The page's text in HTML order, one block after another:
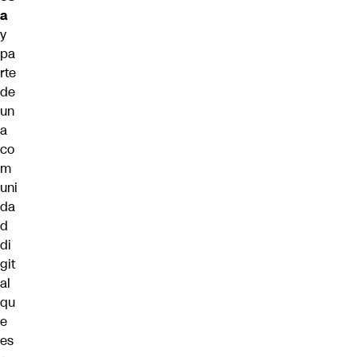
a
y
pa
rte
de
un
a
co
m
uni
da
d
di
git
al
qu
e
es